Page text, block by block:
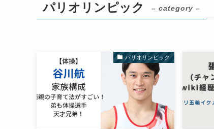
パリオリンピック – category –
パリオリンピック